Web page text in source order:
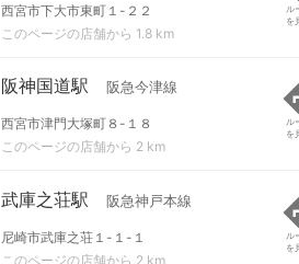
西宮市下大市東町１-２２
このページの店舗から 1.8 km
ル
を
阪神国道駅 阪急今津線
西宮市津門大塚町８-１８
このページの店舗から 2 km
ル
を
武庫之荘駅 阪急神戸本線
尼崎市武庫之荘１-１-１
このページの店舗から 2 km
ル
を